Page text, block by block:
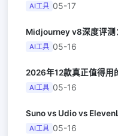
AI工具 05-17
AI工具 05-16
AI工具 05-16
AI工具 05-16